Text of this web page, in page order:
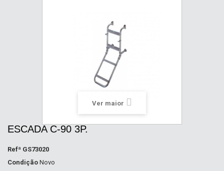
Ver maior
ESCADA C-90 3P.
Refª GS73020
Condição Novo